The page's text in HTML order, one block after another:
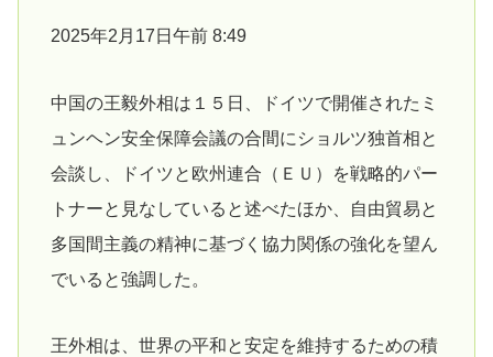
2025年2月17日午前 8:49
中国の王毅外相は１５日、ドイツで開催されたミ
ュンヘン安全保障会議の合間にショルツ独首相と
会談し、ドイツと欧州連合（ＥＵ）を戦略的パー
トナーと見なしていると述べたほか、自由貿易と
多国間主義の精神に基づく協力関係の強化を望ん
でいると強調した。
王外相は、世界の平和と安定を維持するための積